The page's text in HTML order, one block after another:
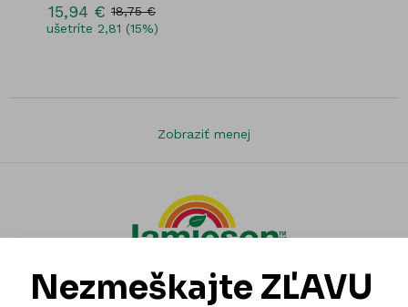
15,94 € 18,75 €
ušetríte 2,81 (15%)
Zobraziť menej